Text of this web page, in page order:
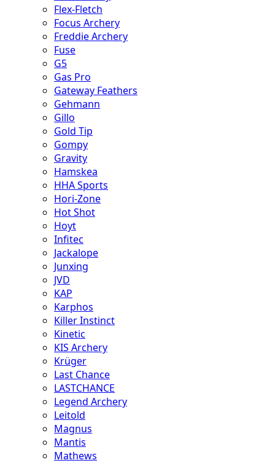
Flex-Fletch
Focus Archery
Freddie Archery
Fuse
G5
Gas Pro
Gateway Feathers
Gehmann
Gillo
Gold Tip
Gompy
Gravity
Hamskea
HHA Sports
Hori-Zone
Hot Shot
Hoyt
Infitec
Jackalope
Junxing
JVD
KAP
Karphos
Killer Instinct
Kinetic
KIS Archery
Krüger
Last Chance
LASTCHANCE
Legend Archery
Leitold
Magnus
Mantis
Mathews